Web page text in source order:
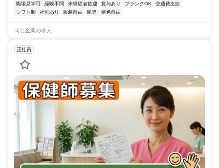
職場見学可
経験不問 未経験者歓迎 賞与あり ブランクOK
交通費支給
シフト制
社割あり 服装自由 髪型・髪色自由
同じ企業の求人
正社員